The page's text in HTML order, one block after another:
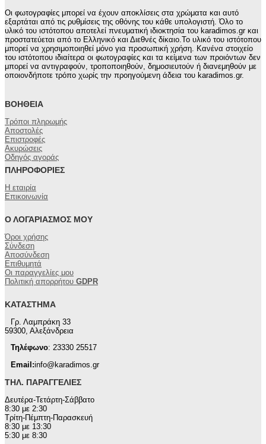
Οι φωτογραφίες μπορεί να έχουν αποκλίσεις στα χρώματα και αυτό
εξαρτάται από τις ρυθμίσεις της οθόνης του κάθε υπολογιστή. Όλο το
υλικό του ιστότοπου αποτελεί πνευματική ιδιοκτησία του karadimos.gr και
προστατεύεται από το Ελληνικό και Διεθνές δίκαιο.Το υλικό του ιστότοπου
μπορεί να χρησιμοποιηθεί μόνο για προσωπική χρήση. Κανένα στοιχείο
του ιστότοπου ιδιαίτερα οι φωτογραφίες και τα κείμενα των προιόντων δεν
μπορεί να αντιγραφούν, τροποποιηθούν, δημοσιευτούν ή διανεμηθούν με
οποιονδήποτε τρόπο χωρίς την προηγούμενη άδεια του karadimos.gr.
ΒΟΉΘΕΙΑ
Τρόποι πληρωμής
Αποστολές
Επιστροφές
Ακυρώσεις
Οδηγός αγοράς
ΠΛΗΡΟΦΟΡΊΕΣ
Η εταιρία
Επικοινωνία
Ο ΛΟΓΑΡΙΑΣΜΌΣ ΜΟΥ
Όροι χρήσης
Σύνδεση
Αποσύνδεση
Επιθυμητά
Οι παραγγελίες μου
Πολιτική απορρήτου GDPR
ΚΑΤΆΣΤΗΜΑ
Γρ. Λαμπράκη 33
59300, Αλεξάνδρεια
Τηλέφωνο: 23330 25517
Email:info@karadimos.gr
ΤΗΛ. ΠΑΡΑΓΓΕΛΊΕΣ
Δευτέρα-Τετάρτη-Σάββατο
8:30 με 2:30
Τρίτη-Πέμπτη-Παρασκευή
8:30 με 13:30
5:30 με 8:30